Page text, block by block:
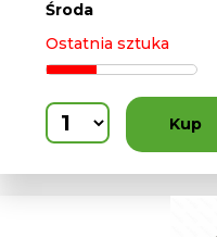
Środa
Ostatnia sztuka
Kup